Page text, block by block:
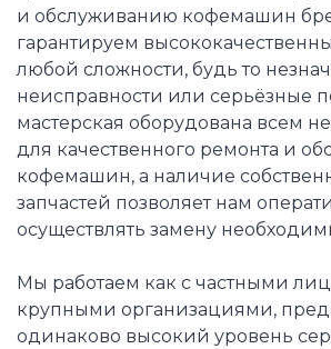
и обслуживанию кофемашин
гарантируем
любой сложности, будь то
неисправности или серьёзные
мастерская оборудована всем
для качественного ремонта и
кофемашин, а наличие
запчастей позволяет нам
осуществлять замену
Мы работаем как с частными
крупными организациями,
одинаково высокий уровень